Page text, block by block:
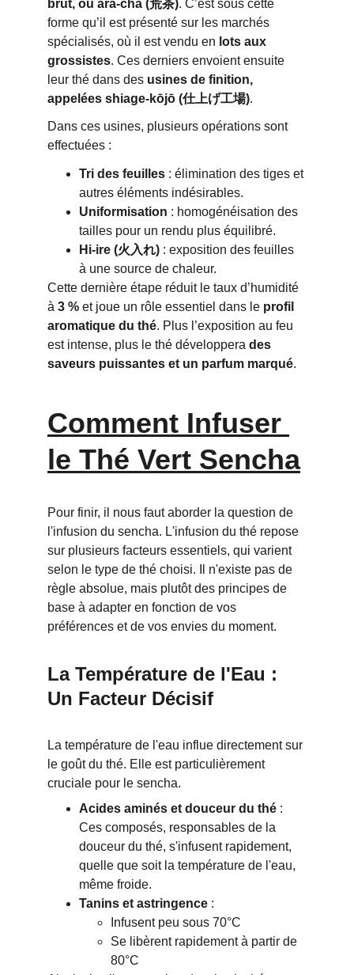
brut, ou ara-cha (荒茶). C’est sous cette
forme qu’il est présenté sur les marchés
spécialisés, où il est vendu en lots aux
grossistes. Ces derniers envoient ensuite
leur thé dans des usines de finition,
appelées shiage-kōjō (仕上げ工場).
Dans ces usines, plusieurs opérations sont
effectuées :
Tri des feuilles : élimination des tiges et
autres éléments indésirables.
Uniformisation : homogénéisation des
tailles pour un rendu plus équilibré.
Hi-ire (火入れ) : exposition des feuilles
à une source de chaleur.
Cette dernière étape réduit le taux d’humidité
à 3 % et joue un rôle essentiel dans le profil
aromatique du thé. Plus l’exposition au feu
est intense, plus le thé développera des
saveurs puissantes et un parfum marqué.
Comment Infuser
le Thé Vert Sencha
Pour finir, il nous faut aborder la question de
l'infusion du sencha. L'infusion du thé repose
sur plusieurs facteurs essentiels, qui varient
selon le type de thé choisi. Il n'existe pas de
règle absolue, mais plutôt des principes de
base à adapter en fonction de vos
préférences et de vos envies du moment.
La Température de l'Eau :
Un Facteur Décisif
La température de l'eau influe directement sur
le goût du thé. Elle est particulièrement
cruciale pour le sencha.
Acides aminés et douceur du thé :
Ces composés, responsables de la
douceur du thé, s'infusent rapidement,
quelle que soit la température de l'eau,
même froide.
Tanins et astringence :
Infusent peu sous 70°C
Se libèrent rapidement à partir de
80°C